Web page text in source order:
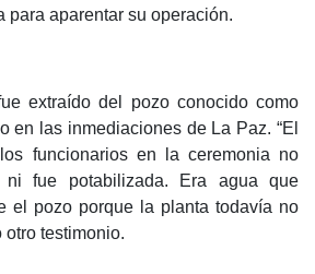
para aparentar su operación.
extraído del pozo conocido como
en las inmediaciones de La Paz. “El
funcionarios en la ceremonia no
fue potabilizada. Era agua que
el pozo porque la planta todavía no
otro testimonio.